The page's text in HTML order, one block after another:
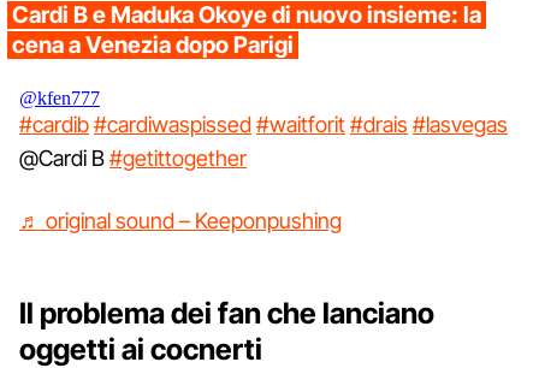
Cardi B e Maduka Okoye di nuovo insieme: la
cena a Venezia dopo Parigi
@kfen777
#cardib#cardiwaspissed#waitforit#drais #lasvegas
@Cardi B#getittogether
♬ original sound – Keeponpushing
Il problema dei fan che lanciano
oggetti ai cocnerti